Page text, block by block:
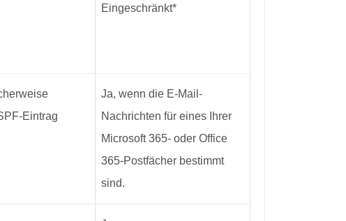
Eingeschränkt*
Eintrag
Ja, wenn die E-Mail-
Nachrichten für eines Ihrer
Microsoft 365- oder Office
365-Postfächer bestimmt
sind.